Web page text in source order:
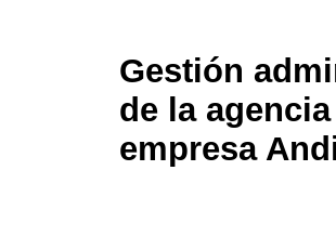
Gestión
de la
empresa